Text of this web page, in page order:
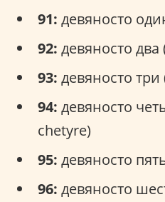
91: девяносто
92: девяносто
93: девяносто
94: девяносто
chetyre)
95: девяносто
96: девяносто